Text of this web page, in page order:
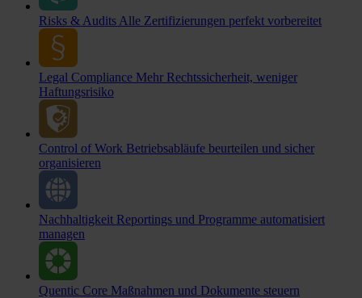
Risks & Audits Alle Zertifizierungen perfekt vorbereitet
Legal Compliance Mehr Rechtssicherheit, weniger
Haftungsrisiko
Control of Work Betriebsabläufe beurteilen und sicher
organisieren
Nachhaltigkeit Reportings und Programme automatisiert
managen
Quentic Core Maßnahmen und Dokumente steuern